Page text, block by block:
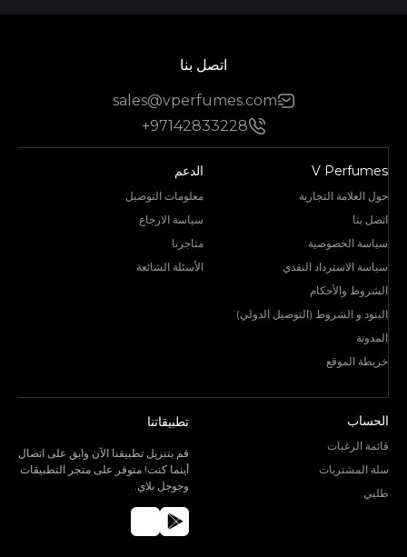
اتصل بنا
sales@vperfumes.com
+97142833228
V Perfumes
حول العلامة التجارية
اتصل بنا
سياسة الخصوصية
سياسة الاسترداد النقدي
الشروط والأحكام
البنود و الشروط (التوصيل الدولي)
المدونة
خريطة الموقع
الدعم
معلومات التوصيل
سياسة الارجاع
متاجرنا
الأسئلة الشائعة
الحساب
قائمة الرغبات
سلة المشتريات
طلبي
تطبيقاتنا
قم بتنزيل تطبيقنا الآن وابق على اتصال
أينما كنت! متوفر على متجر التطبيقات
وجوجل بلاي.